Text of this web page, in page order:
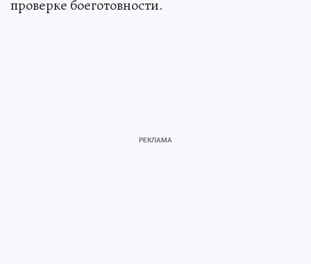
проверке боеготовности.